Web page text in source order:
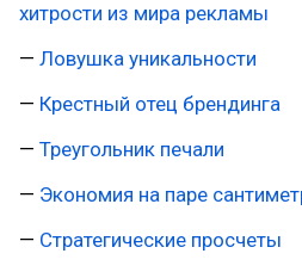
хитрости из мира рекламы
— Ловушка уникальности
— Крестный отец брендинга
— Треугольник печали
— Экономия на паре
— Стратегические просчеты